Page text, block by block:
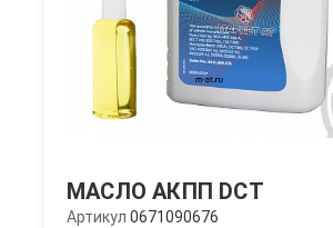
МАСЛО АКПП DCT
Артикул 0671090676